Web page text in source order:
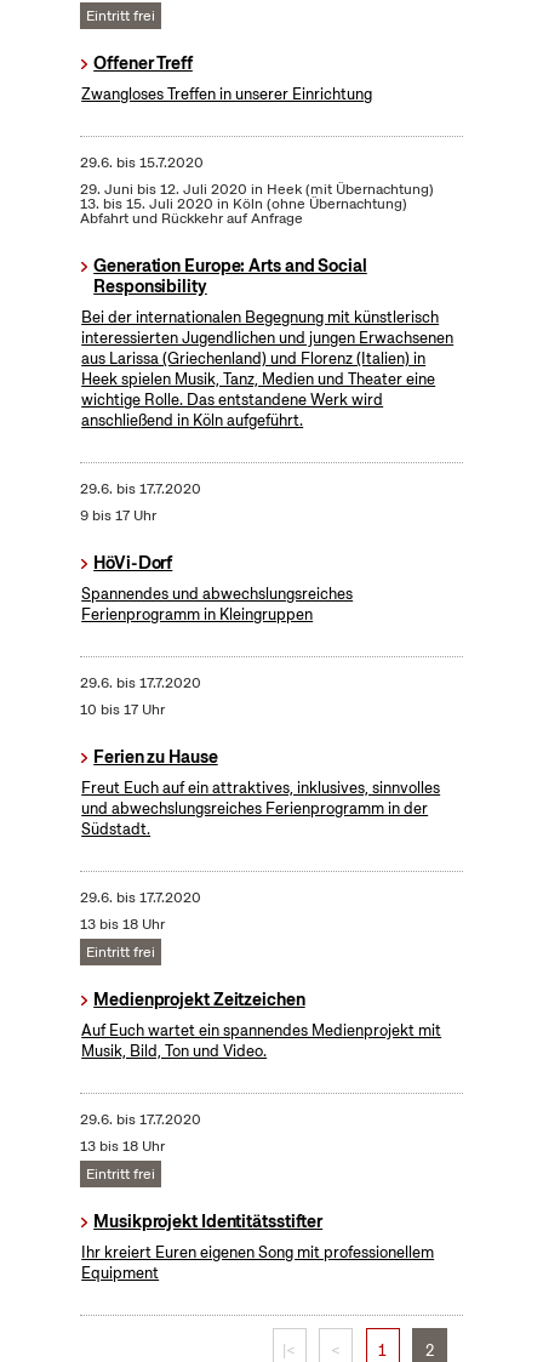
Eintritt frei
Offener Treff
Zwangloses Treffen in unserer Einrichtung
29.6. bis15.7.2020
29. Juni bis 12. Juli 2020 in Heek (mit Übernachtung)
13. bis 15. Juli 2020 in Köln (ohne Übernachtung)
Abfahrt und Rückkehr auf Anfrage
Generation Europe: Arts and Social
Responsibility
Bei der internationalen Begegnung mit künstlerisch
interessierten Jugendlichen und jungen Erwachsenen
aus Larissa (Griechenland) und Florenz (Italien) in
Heek spielen Musik, Tanz, Medien und Theater eine
wichtige Rolle. Das entstandene Werk wird
anschließend in Köln aufgeführt.
29.6. bis17.7.2020
9 bis 17 Uhr
HöVi-Dorf
Spannendes und abwechslungsreiches
Ferienprogramm in Kleingruppen
29.6. bis17.7.2020
10 bis 17 Uhr
Ferien zu Hause
Freut Euch auf ein attraktives, inklusives, sinnvolles
und abwechslungsreiches Ferienprogramm in der
Südstadt.
29.6. bis17.7.2020
13 bis 18 Uhr
Eintritt frei
Medienprojekt Zeitzeichen
Auf Euch wartet ein spannendes Medienprojekt mit
Musik, Bild, Ton und Video.
29.6. bis17.7.2020
13 bis 18 Uhr
Eintritt frei
Musikprojekt Identitätsstifter
Ihr kreiert Euren eigenen Song mit professionellem
Equipment
|< < 1 2